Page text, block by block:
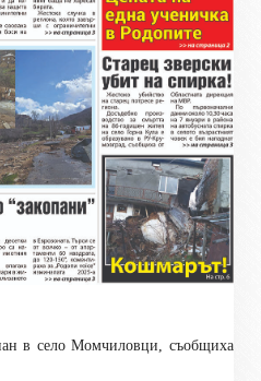
в село Момчиловци, съобщиха